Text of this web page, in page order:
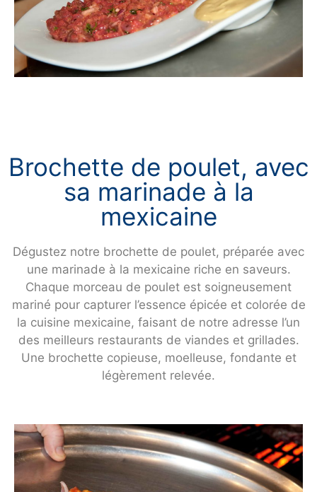
Brochette de poulet, avec
sa marinade à la
mexicaine
Dégustez notre brochette de poulet, préparée avec
une marinade à la mexicaine riche en saveurs.
Chaque morceau de poulet est soigneusement
mariné pour capturer l’essence épicée et colorée de
la cuisine mexicaine, faisant de notre adresse l’un
des meilleurs restaurants de viandes et grillades.
Une brochette copieuse, moelleuse, fondante et
légèrement relevée.